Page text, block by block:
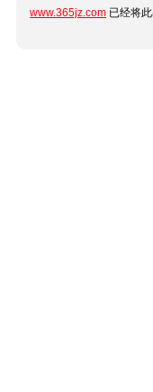
www.365jz.com 已经将